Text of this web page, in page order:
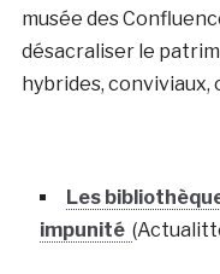
musée des
désacraliser le
hybrides, conviviaux,
Les
impunité